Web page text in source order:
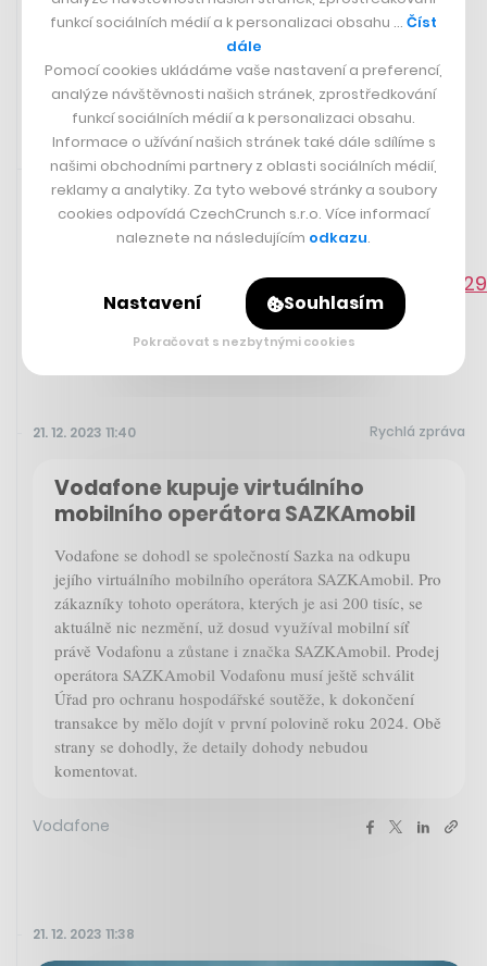
děkana Ševčíka z funkce.
21. 12. 2023 12:50 Sdíleno přes aplikaci Twitter
Jeden z nejlepších podzimních průzkumů pro vládu.
https://twitter.com/sssirda/status/
21. 12. 2023 11:40 Rychlá zpráva
Vodafone kupuje virtuálního
mobilního operátora SAZKAmobil
Vodafone se dohodl se společností Sazka na odkupu
jejího virtuálního mobilního operátora SAZKAmobil. Pro
zákazníky tohoto operátora, kterých je asi 200 tisíc, se
aktuálně nic nezmění, už dosud využíval mobilní síť
právě Vodafonu a zůstane i značka SAZKAmobil. Prodej
operátora SAZKAmobil Vodafonu musí ještě schválit
Úřad pro ochranu hospodářské soutěže, k dokončení
transakce by mělo dojít v první polovině roku 2024. Obě
strany se dohodly, že detaily dohody nebudou
komentovat.
Vodafone
21. 12. 2023 11:38
funkcí sociálních médií a k personalizaci obsahu … Číst
dále
Pomocí cookies ukládáme vaše nastavení a preferencí,
analýze návštěvnosti našich stránek, zprostředkování
funkcí sociálních médií a k personalizaci obsahu.
Informace o užívání našich stránek také dále sdílíme s
našimi obchodními partnery z oblasti sociálních médií,
reklamy a analytiky. Za tyto webové stránky a soubory
cookies odpovídá CzechCrunch s.r.o. Více informací
naleznete na následujícím odkazu.
Nastavení Souhlasím
Pokračovat s nezbytnými cookies